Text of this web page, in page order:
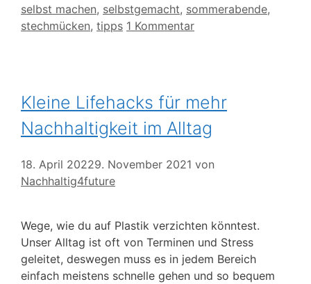
selbst machen, selbstgemacht, sommerabende,
stechmücken, tipps 1 Kommentar
Kleine Lifehacks für mehr
Nachhaltigkeit im Alltag
18. April 20229. November 2021 von
Nachhaltig4future
Wege, wie du auf Plastik verzichten könntest.
Unser Alltag ist oft von Terminen und Stress
geleitet, deswegen muss es in jedem Bereich
einfach meistens schnelle gehen und so bequem